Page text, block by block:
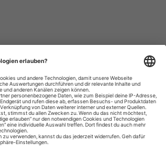
Impressum
Einstellungen